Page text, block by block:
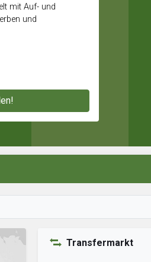
mit Auf- und
und
Transfermarkt